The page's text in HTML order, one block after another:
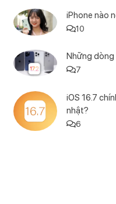
iPhone nào
10
Những dòng
7
iOS 16.7
nhật?
6